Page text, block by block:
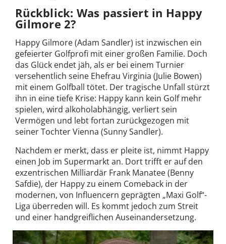
Rückblick: Was passiert in Happy
Gilmore 2?
Happy Gilmore (Adam Sandler) ist inzwischen ein
gefeierter Golfprofi mit einer großen Familie. Doch
das Glück endet jäh, als er bei einem Turnier
versehentlich seine Ehefrau Virginia (Julie Bowen)
mit einem Golfball tötet. Der tragische Unfall stürzt
ihn in eine tiefe Krise: Happy kann kein Golf mehr
spielen, wird alkoholabhängig, verliert sein
Vermögen und lebt fortan zurückgezogen mit
seiner Tochter Vienna (Sunny Sandler).
Nachdem er merkt, dass er pleite ist, nimmt Happy
einen Job im Supermarkt an. Dort trifft er auf den
exzentrischen Milliardär Frank Manatee (Benny
Safdie), der Happy zu einem Comeback in der
modernen, von Influencern geprägten „Maxi Golf“-
Liga überreden will. Es kommt jedoch zum Streit
und einer handgreiflichen Auseinandersetzung.